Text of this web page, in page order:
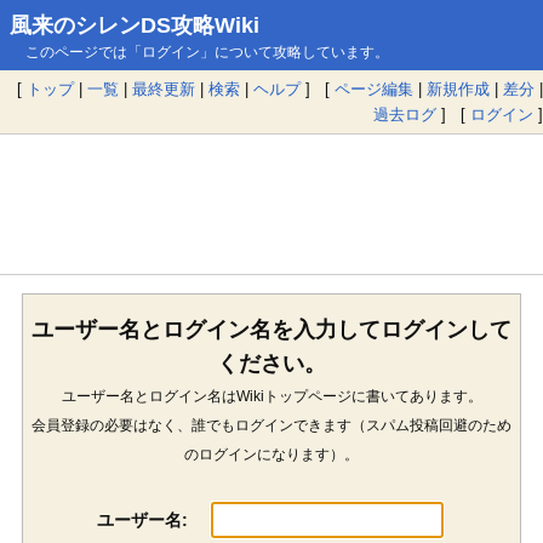
風来のシレンDS攻略Wiki
このページでは「ログイン」について攻略しています。
[ トップ| 一覧 | 最終更新 | 検索 | ヘルプ] [ ページ編集 | 新規作成 | 差分 |
過去ログ ] [ ログイン ]
ユーザー名とログイン名を入力してログインして
ください。
ユーザー名とログイン名はWikiトップページに書いてあります。
会員登録の必要はなく、誰でもログインできます（スパム投稿回避のため
のログインになります）。
ユーザー名: